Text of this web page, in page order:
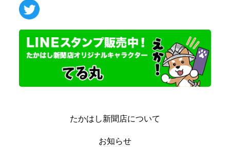
たかはし新聞店について
お知らせ